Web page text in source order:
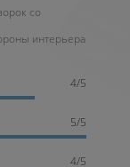
со
интерьера
4/5
5/5
4/5